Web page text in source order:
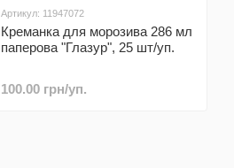
Артикул: 11947072
Креманка для морозива 286 мл
паперова "Глазур", 25 шт/уп.
100.00 грн/уп.